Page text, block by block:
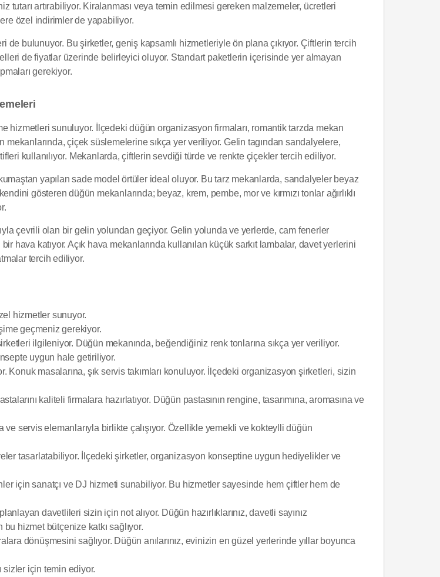
tutarı artırabiliyor. Kiralanması veya temin edilmesi gereken malzemeler, ücretleri
özel indirimler de yapabiliyor.
de bulunuyor. Bu şirketler, geniş kapsamlı hizmetleriyle ön plana çıkıyor. Çiftlerin tercih
de fiyatlar üzerinde belirleyici oluyor. Standart paketlerin içerisinde yer almayan
gerekiyor.
hizmetleri sunuluyor. İlçedeki düğün organizasyon firmaları, romantik tarzda mekan
çiçek süslemelerine sıkça yer veriliyor. Gelin tagından sandalyelere,
kullanılıyor. Mekanlarda, çiftlerin sevdiği türde ve renkte çiçekler tercih ediliyor.
yapılan sade model örtüler ideal oluyor. Bu tarz mekanlarda, sandalyeler beyaz
gösteren düğün mekanlarında; beyaz, krem, pembe, mor ve kırmızı tonlar ağırlıklı
çevrili olan bir gelin yolundan geçiyor. Gelin yolunda ve yerlerde, cam fenerler
hava katıyor. Açık hava mekanlarında kullanılan küçük sarkıt lambalar, davet yerlerini
tercih ediliyor.
hizmetler sunuyor.
geçmeniz gerekiyor.
ilgileniyor. Düğün mekanında, beğendiğiniz renk tonlarına sıkça yer veriliyor.
uygun hale getiriliyor.
masalarına, şık servis takımları konuluyor. İlçedeki organizasyon şirketleri, sizin
kaliteli firmalara hazırlatıyor. Düğün pastasının rengine, tasarımına, aromasına ve
ve servis elemanlarıyla birlikte çalışıyor. Özellikle yemekli ve kokteylli düğün
tasarlatabiliyor. İlçedeki şirketler, organizasyon konseptine uygun hediyelikler ve
için sanatçı ve DJ hizmeti sunabiliyor. Bu hizmetler sayesinde hem çiftler hem de
davetlileri sizin için not alıyor. Düğün hazırlıklarınız, davetli sayınız
hizmet bütçenize katkı sağlıyor.
dönüşmesini sağlıyor. Düğün anılarınız, evinizin en güzel yerlerinde yıllar boyunca
için temin ediyor.